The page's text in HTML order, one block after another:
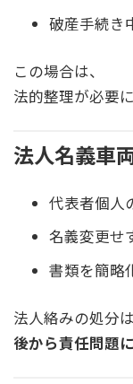
破産手続き
この場合は、
法的整理が必要
法人名義車
代表者個人
名義変更せ
書類を簡略
法人絡みの処分は
後から責任問題